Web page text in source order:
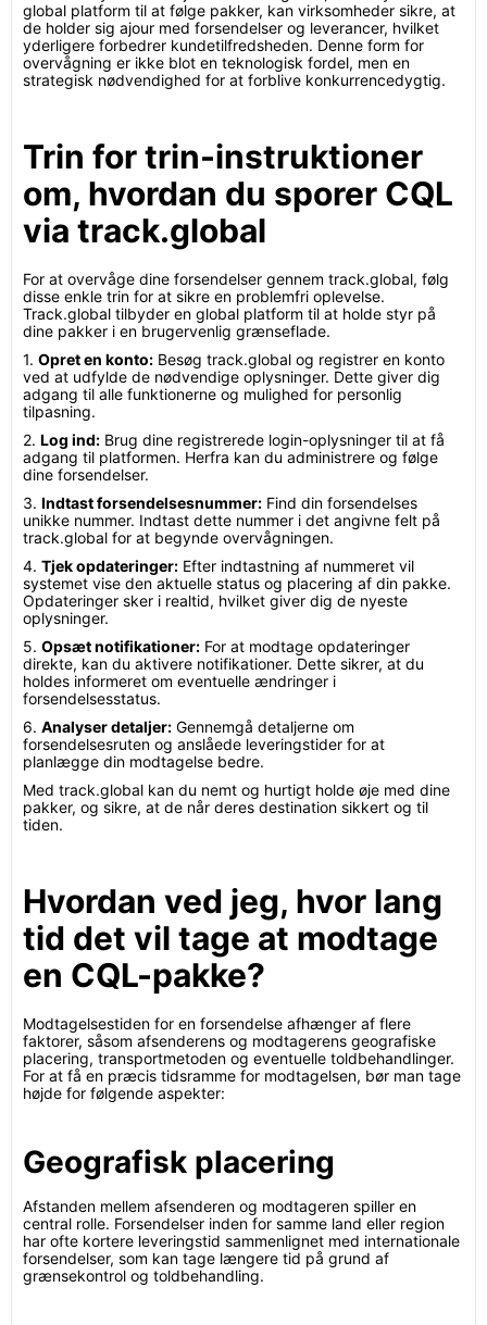
global platform til at følge pakker, kan virksomheder sikre, at
de holder sig ajour med forsendelser og leverancer, hvilket
yderligere forbedrer kundetilfredsheden. Denne form for
overvågning er ikke blot en teknologisk fordel, men en
strategisk nødvendighed for at forblive konkurrencedygtig.
Trin for trin-instruktioner
om, hvordan du sporer CQL
via track.global
For at overvåge dine forsendelser gennem track.global, følg
disse enkle trin for at sikre en problemfri oplevelse.
Track.global tilbyder en global platform til at holde styr på
dine pakker i en brugervenlig grænseflade.
1. Opret en konto: Besøg track.global og registrer en konto
ved at udfylde de nødvendige oplysninger. Dette giver dig
adgang til alle funktionerne og mulighed for personlig
tilpasning.
2. Log ind: Brug dine registrerede login-oplysninger til at få
adgang til platformen. Herfra kan du administrere og følge
dine forsendelser.
3. Indtast forsendelsesnummer: Find din forsendelses
unikke nummer. Indtast dette nummer i det angivne felt på
track.global for at begynde overvågningen.
4. Tjek opdateringer: Efter indtastning af nummeret vil
systemet vise den aktuelle status og placering af din pakke.
Opdateringer sker i realtid, hvilket giver dig de nyeste
oplysninger.
5. Opsæt notifikationer: For at modtage opdateringer
direkte, kan du aktivere notifikationer. Dette sikrer, at du
holdes informeret om eventuelle ændringer i
forsendelsesstatus.
6. Analyser detaljer: Gennemgå detaljerne om
forsendelsesruten og anslåede leveringstider for at
planlægge din modtagelse bedre.
Med track.global kan du nemt og hurtigt holde øje med dine
pakker, og sikre, at de når deres destination sikkert og til
tiden.
Hvordan ved jeg, hvor lang
tid det vil tage at modtage
en CQL-pakke?
Modtagelsestiden for en forsendelse afhænger af flere
faktorer, såsom afsenderens og modtagerens geografiske
placering, transportmetoden og eventuelle toldbehandlinger.
For at få en præcis tidsramme for modtagelsen, bør man tage
højde for følgende aspekter:
Geografisk placering
Afstanden mellem afsenderen og modtageren spiller en
central rolle. Forsendelser inden for samme land eller region
har ofte kortere leveringstid sammenlignet med internationale
forsendelser, som kan tage længere tid på grund af
grænsekontrol og toldbehandling.